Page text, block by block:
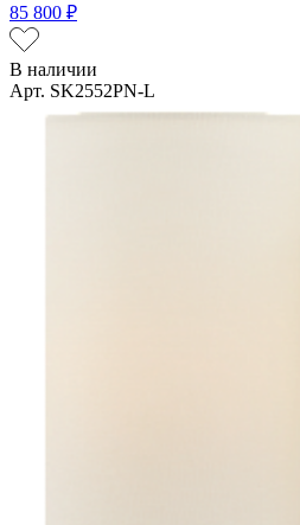
85 800 ₽
В наличии
Арт. SK2552PN-L